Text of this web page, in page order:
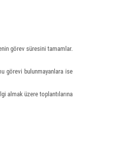
görev süresini tamamlar.
görevi bulunmayanlara ise
almak üzere toplantılarına